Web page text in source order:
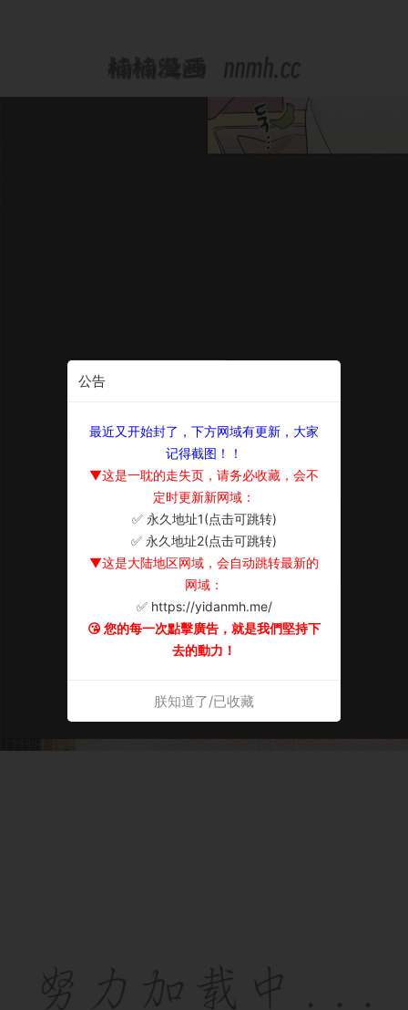
公告
最近又开始封了，下方网域有更新，大家
记得截图！！
▼这是一耽的走失页，请务必收藏，会不
定时更新新网域：
✅ 永久地址1(点击可跳转)
✅ 永久地址2(点击可跳转)
▼这是大陆地区网域，会自动跳转最新的
网域：
✅ https://yidanmh.me/
😘 您的每一次點擊廣告，就是我們堅持下
去的動力！
朕知道了/已收藏